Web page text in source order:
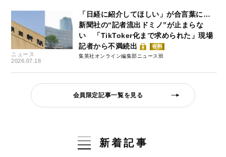
ニュース
2026.07.18
「日経に紹介してほしい」が合言葉に…
新聞社の“記者流出ドミノ”が止まらな
い 「TikToker化まで求められた」現場
記者から不満続出
有料
集英社オンライン編集部ニュース班
会員限定記事一覧を見る
新着記事